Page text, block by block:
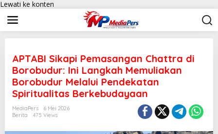
Lewati ke konten
APTABI Sikapi Pemasangan Chattra di
Borobudur: Ini Langkah Memuliakan
Borobudur Melalui Pendekatan
Spiritualitas Berkebudayaan
MediaPers
6 Mei 2026
Berita
475 Views